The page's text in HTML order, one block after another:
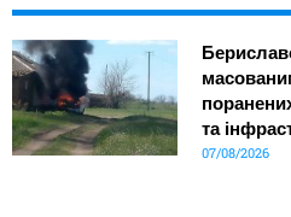
та
07/08/2026